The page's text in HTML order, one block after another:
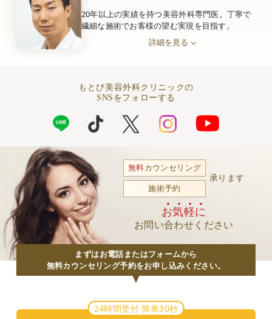
20年以上の実績を持つ美容外科専門医。丁寧で
繊細な施術でお客様の望む実現を目指す。
詳細を見る
もとび美容外科クリニックの
SNSをフォローする
無料カウンセリング
施術予約
承ります
お気軽に
お問い合わせください
まずはお電話またはフォームから
無料カウンセリング予約をお申し込みください。
24時間受付 簡単30秒